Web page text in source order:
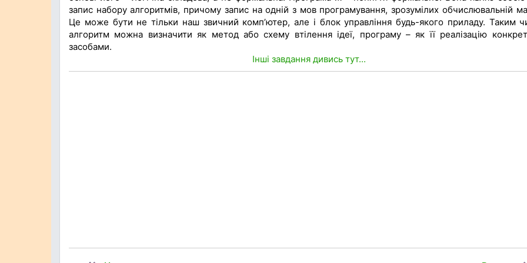
запис набору алгоритмів, причому запис на одній з мов програмування, зрозумілих обчислювальній
Це може бути не тільки наш звичний комп’ютер, але і блок управління будь-якого приладу. Таким
алгоритм можна визначити як метод або схему втілення ідеї, програму – як її реалізацію
засобами.
Інші завдання дивись тут...